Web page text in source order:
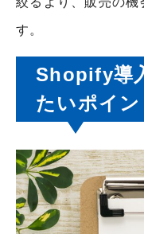
す。
Shopify導
たいポイン